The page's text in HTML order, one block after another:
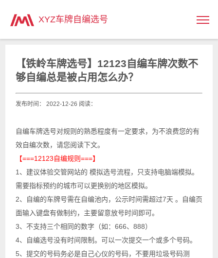
XYZ车牌自编选号
主页 >
【铁岭车牌选号】12123自编车牌次数不
够自编总是被占用怎么办？
发布时间： 2022-12-26 阅读：
自编车牌选号对规则的熟悉程度有一定要求，为不浪费您的有
效自编次数，请您阅读下文。
【===12123自编规则===】
1、建议体验交管网站的 模拟选号流程，只支持电脑端模拟。
需要指标预约的城市可以更换别的地区模拟。
2、自编的车牌号需在自编池内，公示时间需超过7天 。自编页
面输入键盘有做制约，主要留意放号时间即可。
3、不支持三个相同的数字（如：666、888）
4、自编选号没有时间限制。可以一次提交一个或多个号码。
5、提交的号码务必是自己心仪的号码，不要用垃圾号码测